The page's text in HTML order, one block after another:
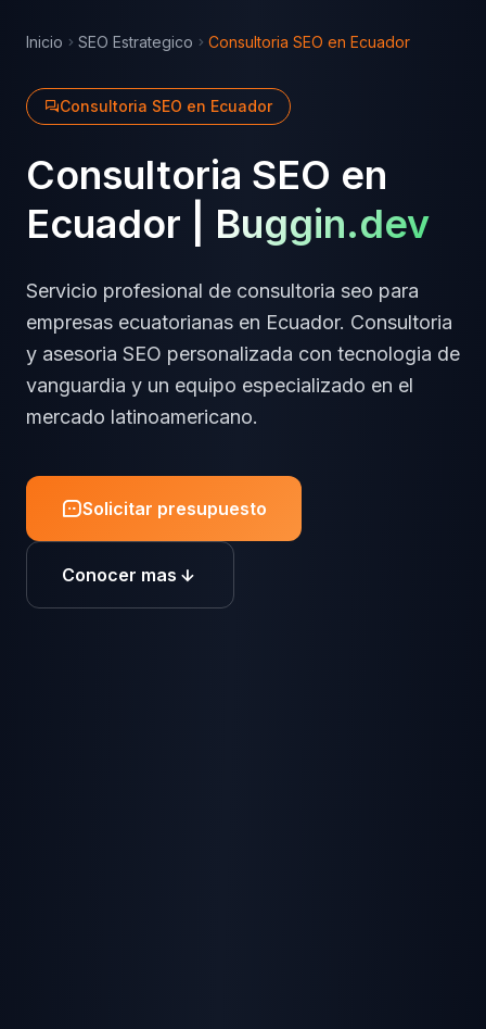
Inicio SEO Estrategico Consultoria SEO en Ecuador
Consultoria SEO en Ecuador
Consultoria SEO en
Ecuador
Buggin.dev
Servicio profesional de consultoria seo para
empresas ecuatorianas en Ecuador. Consultoria
y asesoria SEO personalizada con tecnologia de
vanguardia y un equipo especializado en el
mercado latinoamericano.
Solicitar presupuesto
Conocer mas